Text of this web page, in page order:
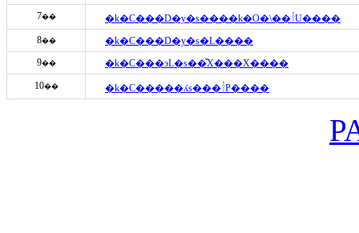
7��
�k�C���D�y�s����k�O�\��𓌂U����
8��
�k�C���D�y�s�L����
9��
�k�C���эL�s��̐X���X����
10�� �k�C�����ʎs���𓌂P����